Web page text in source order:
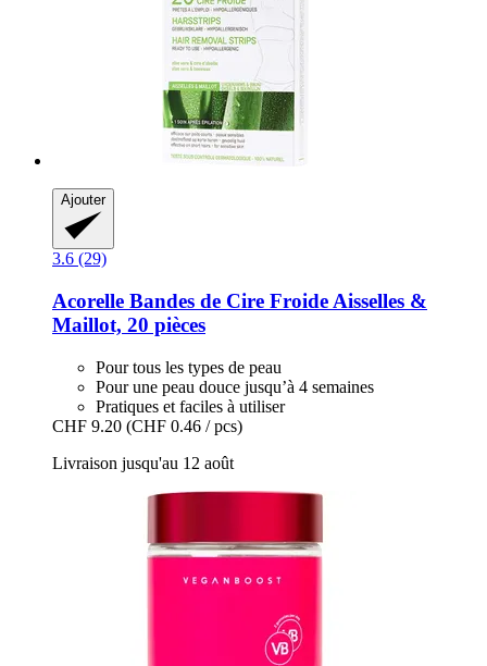
Ajouter
3.6 (29)
Acorelle Bandes de Cire Froide Aisselles &
Maillot, 20 pièces
Pour tous les types de peau
Pour une peau douce jusqu’à 4 semaines
Pratiques et faciles à utiliser
CHF 9.20 (CHF 0.46 / pcs)
Livraison jusqu'au 12 août